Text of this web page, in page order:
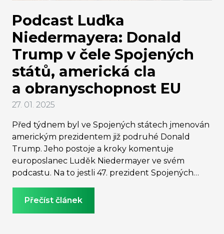
Podcast Luďka
Niedermayera: Donald
Trump v čele Spojených
států, americká cla
a obranyschopnost EU
27. 01. 2025
Před týdnem byl ve Spojených státech jmenován
americkým prezidentem již podruhé Donald
Trump. Jeho postoje a kroky komentuje
europoslanec Luděk Niedermayer ve svém
podcastu. Na to jestli 47. prezident Spojených
kolik by státy Evropské unie měly alokovat na
Přečíst článek